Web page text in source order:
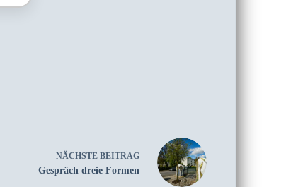
NÄCHSTEBEITRAG
Gespräch dreie Formen